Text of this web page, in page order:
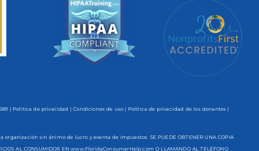
| Política de privacidad |Condiciones de uso | Política de privacidad de los donantes |
sin ánimo de lucro y exenta de impuestos. SE PUEDE OBTENER UNA COPIA
AL CONSUMIDOR EN www.FloridaConsumerHelp.com O LLAMANDO AL TELÉFONO